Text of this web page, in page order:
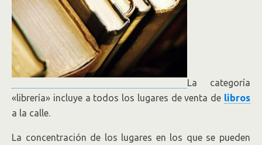
La categoría
«librería» incluye a todos los lugares de venta de libros
a la calle.
La concentración de los lugares en los que se pueden